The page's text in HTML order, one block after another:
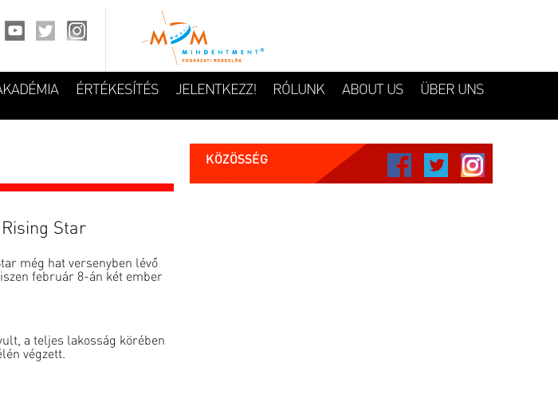
ÉRTÉKESÍTÉS JELENTKEZZ! RÓLUNK ABOUT US ÜBER UNS
Star
még hat versenyben lévő
február 8-án két ember
a teljes lakosság körében
végzett.
KÖZÖSSÉG